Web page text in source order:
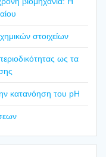
στοι­χεί­ων
ως τα
κατα­νό­η­ση του pH